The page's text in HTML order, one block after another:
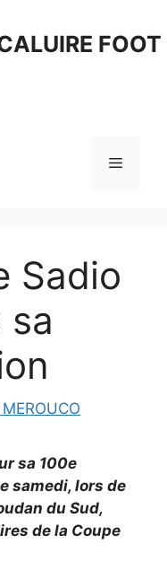
FOOT
Menu
Sadio
sa
sa 100e
samedi, lors de
du Sud,
de la Coupe